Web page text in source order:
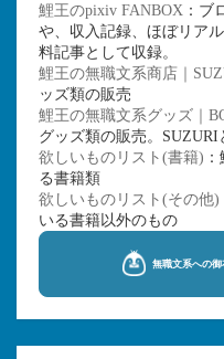
鯉王のpixiv FANBOX ：ブ
や、収入記録、ほぼリア
料記事として収録。
鯉王の無職文系商店｜
ッズ類の販売
鯉王の無職文系グッズ｜
グッズ類の販売。
欲しいものリスト(書籍)
る書籍類
欲しいものリスト(その他)
いる書籍以外のもの